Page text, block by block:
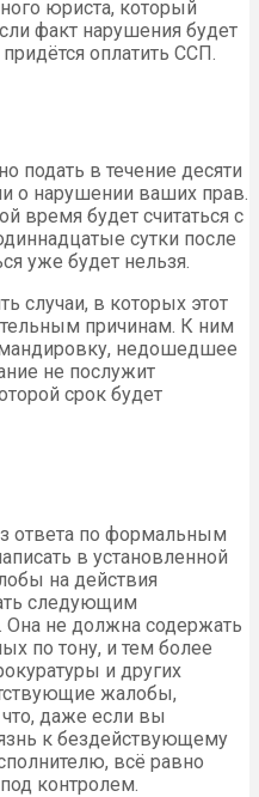
юриста, который
факт нарушения будет
оплатить ССП.
подать в течение десяти
о нарушении ваших прав.
время будет считаться с
сутки после
уже будет нельзя.
случаи, в которых этот
причинам. К ним
недошедшее
не послужит
срок будет
ответа по формальным
в установленной
на действия
следующим
не должна содержать
по тону, и тем более
и других
жалобы,
что, даже если вы
к бездействующему
всё равно
контролем.